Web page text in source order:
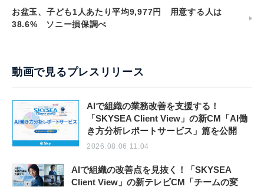
お盆玉、子ども1人あたり平均9,977円 用意する人は
38.6% ソニー損保調べ
動画で見るプレスリリース
AIで組織の業務改善を支援する！
「SKYSEA Client View」の新CM「AI働
き方分析レポートサービス」篇を公開
2026.08.06 11:04
AIで組織の改善点を見抜く！「SKYSEA
Client View」の新テレビCM「チームの変